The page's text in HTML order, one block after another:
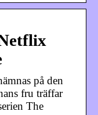
på den
fru träffar
The